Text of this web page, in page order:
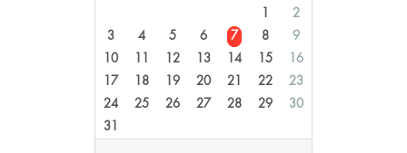
1
2
3
4 5 6 7 8
9
10
11 12 13 14 15
16
17
18 19 20 21 22
23
24
25 26 27 28 29
30
31